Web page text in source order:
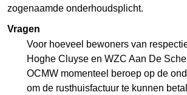
zogenaamde onderhoudsplicht.
Vragen
Voor hoeveel bewoners van
Hoghe Cluyse en WZC Aan De
OCMW momenteel beroep op de
om de rusthuisfactuur te kunnen